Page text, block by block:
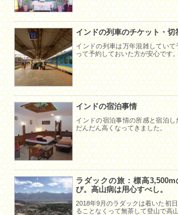
インドの列車のチケット・
インドの列車は万年混雑してい
って予約しておいた方が安心です
インドの宿泊事情
インドの宿泊事情の所感と宿泊
だんだん高くなってきました。
ラダックの旅：標高
び。高山病は用心すべし。
2018年9月のラダックは着いた初
ることなくって無茶して登山で高